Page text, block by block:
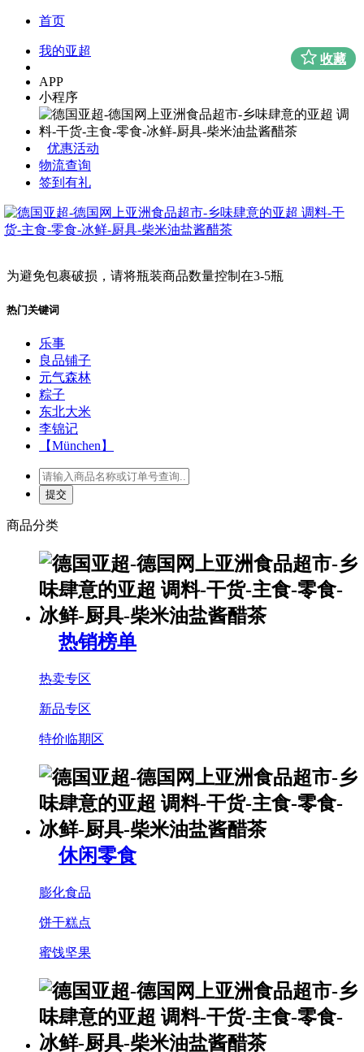
首页
我的亚超
APP
小程序
优惠活动
物流查询
签到有礼
为避免包裹破损，请将瓶装商品数量控制在3-5瓶
热门关键词
乐事
良品铺子
元气森林
粽子
东北大米
李锦记
【München】
商品分类
热销榜单
热卖专区
新品专区
特价临期区
休闲零食
膨化食品
饼干糕点
蜜饯坚果
收藏